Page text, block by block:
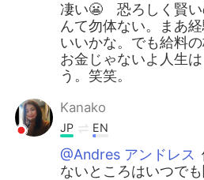
凄い😬 恐ろしく賢
んて勿体ない。まあ
いいかな。でも給料
お金じゃないよ人生
う。笑笑。
Kanako
JP EN
@Andres アンドレス
ないところはいつでも